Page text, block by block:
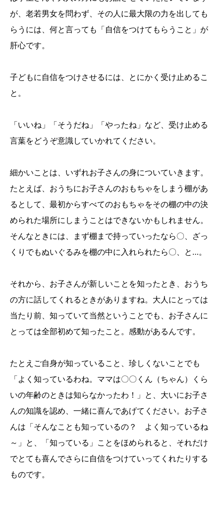
が、老若男女を問わず、その人に最大限の力を出しても
らうには、何と言っても「自信をつけてもらうこと」が
肝心です。
子どもに自信をつけさせるには、とにかく受け止めるこ
と。
「いいね」「そうだね」「やったね」など、受け止める
言葉をどうぞ意識していかれてください。
細かいことは、いずれお子さんの身についていきます。
たとえば、おうちにお子さんのおもちゃをしまう棚があ
るとして、最初からすべてのおもちゃをその棚の中の決
められた場所にしまうことはできないかもしれません。
そんなときには、まず棚まで持っていったなら〇、ざっ
くりでもぬいぐるみを棚の中に入れられたら〇、と…。
それから、お子さんが新しいことを知ったとき、おうち
の方に話してくれるときがありますね。大人にとっては
当たり前、知っていて当然ということでも、お子さんに
とっては全部初めて知ったこと。感動があるんです。
たとえご自身が知っていること、珍しくないことでも
「よく知っているわね。ママは〇〇くん（ちゃん）くら
いの年齢のときは知らなかったわ！」と、大いにお子さ
んの知識を認め、一緒に喜んであげてください。お子さ
んは「そんなことも知っているの？ よく知っているね
～」と、「知っている」ことをほめられると、それだけ
でとても喜んでさらに自信をつけていってくれたりする
ものです。